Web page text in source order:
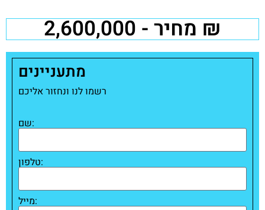
מחיר - 2,600,000 ₪
מתעניינים
רשמו לנו ונחזור אליכם
שם:
טלפון:
מייל: